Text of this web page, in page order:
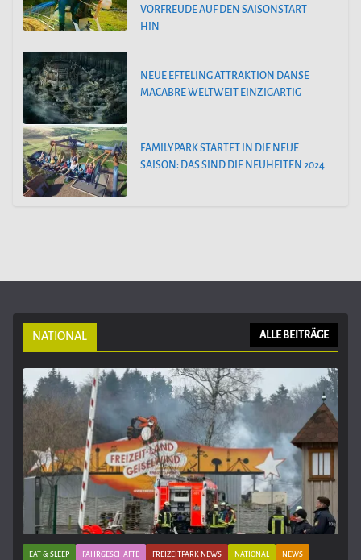
VORFREUDE AUF DEN SAISONSTART
HIN
NEUE EFTELING ATTRAKTION DANSE
MACABRE WELTWEIT EINZIGARTIG
FAMILYPARK STARTET IN DIE NEUE
SAISON: DAS SIND DIE NEUHEITEN 2024
NATIONAL ALLE BEITRÄGE
EAT & SLEEP FAHRGESCHÄFTE FREIZEITPARK NEWS NATIONAL NEWS